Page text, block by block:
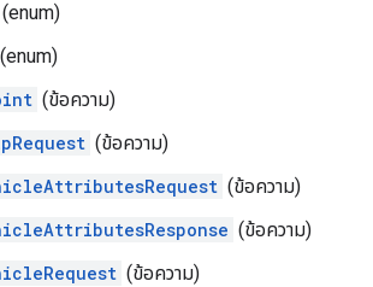
(enum)
(enum)
(ข้อความ)
(ข้อความ)
(ข้อความ)
(ข้อความ)
(ข้อความ)